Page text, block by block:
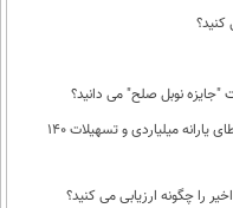
کنید؟
نوبل صلح" می دانید؟
آیا با تصمیم سازمان مدیریت و برنامه ریزی برای اعطای یارانه میلیاردی و تسهیلات 140
را چگونه ارزیابی می کنید؟